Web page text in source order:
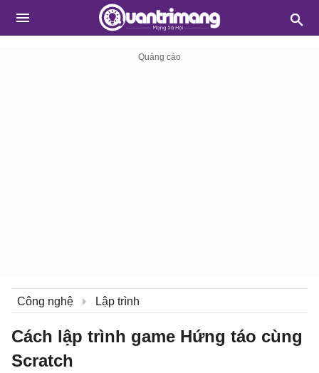
Công nghệ Lập trình
Cách lập trình game Hứng táo cùng
Scratch